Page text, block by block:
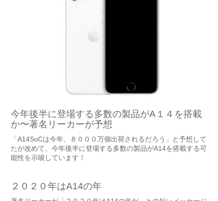
今年後半に登場する多数の製品がA１４を搭載
か〜著名リーカーが予想
「A14SoCは今年、８０００万個出荷されるだろう」と予想して
たが改めて、今年後半に登場する多数の製品がA14を搭載する可
能性を示唆しています！
２０２０年はA14の年